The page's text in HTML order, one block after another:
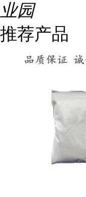
业园
推荐产品